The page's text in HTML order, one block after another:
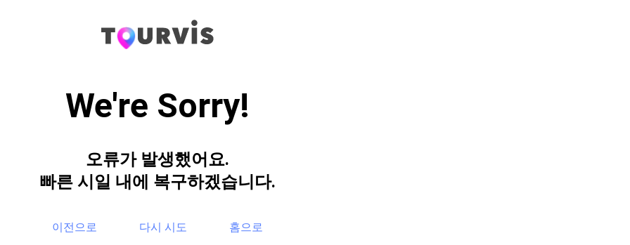
We're Sorry!
오류가 발생했어요.
빠른 시일 내에 복구하겠습니다.
이전으로 다시 시도 홈으로